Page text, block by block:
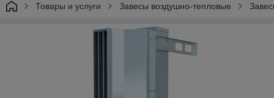
Товары и услуги Завесы воздушно-тепловые